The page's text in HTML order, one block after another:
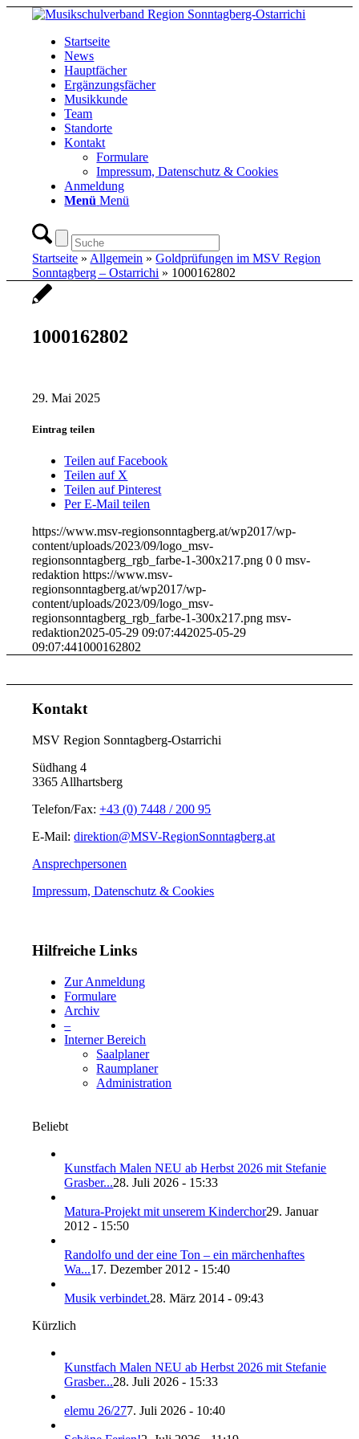
Startseite
News
Hauptfächer
Ergänzungsfächer
Musikkunde
Team
Standorte
Kontakt
Formulare
Impressum, Datenschutz & Cookies
Anmeldung
Menü Menü
Startseite » Allgemein »Goldprüfungen im MSV Region
Sonntagberg – Ostarrichi » 1000162802
1000162802
29. Mai 2025
Eintrag teilen
Teilen auf Facebook
Teilen auf X
Teilen auf Pinterest
Per E-Mail teilen
https://www.msv-regionsonntagberg.at/wp2017/wp-
content/uploads/2023/09/logo_msv-
regionsonntagberg_rgb_farbe-1-300x217.png 0 0 msv-
redaktion https://www.msv-
regionsonntagberg.at/wp2017/wp-
content/uploads/2023/09/logo_msv-
regionsonntagberg_rgb_farbe-1-300x217.png msv-
redaktion2025-05-29 09:07:442025-05-29
09:07:441000162802
Kontakt
MSV Region Sonntagberg-Ostarrichi
Südhang 4
3365 Allhartsberg
Telefon/Fax:+43 (0) 7448 / 200 95
E-Mail:direktion@MSV-RegionSonntagberg.at
Ansprechpersonen
Impressum, Datenschutz & Cookies
Hilfreiche Links
Zur Anmeldung
Formulare
Archiv
–
Interner Bereich
Saalplaner
Raumplaner
Administration
Beliebt
Kunstfach Malen NEU ab Herbst 2026 mit Stefanie
Grasber...28. Juli 2026 - 15:33
Matura-Projekt mit unserem Kinderchor29. Januar
2012 - 15:50
Randolfo und der eine Ton – ein märchenhaftes
Wa...17. Dezember 2012 - 15:40
Musik verbindet.28. März 2014 - 09:43
Kürzlich
Kunstfach Malen NEU ab Herbst 2026 mit Stefanie
Grasber...28. Juli 2026 - 15:33
elemu 26/277. Juli 2026 - 10:40